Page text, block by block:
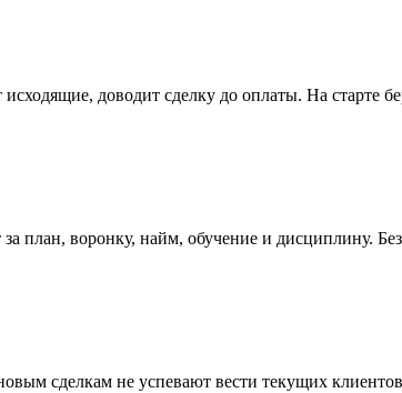
доводит сделку до оплаты. На старте
план, воронку, найм, обучение и дисциплину.
сделкам не успевают вести текущих